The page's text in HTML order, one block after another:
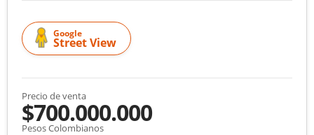
Google
Street View
Precio de venta
$700.000.000
Pesos Colombianos